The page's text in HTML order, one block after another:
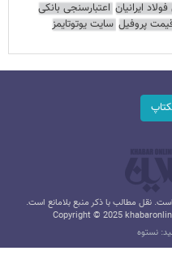
ایرانیان اعتبارسنجی بانکی
پروفیل سایت یوتوتایمز
نقل مطالب با ذکر منبع بلامانع است.
Copyright © 2025
نستوه